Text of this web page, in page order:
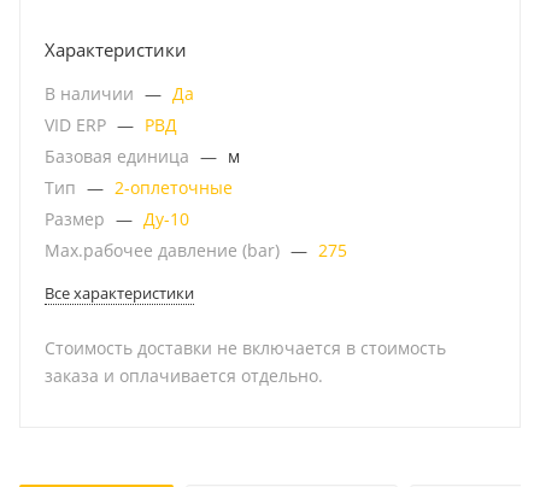
Характеристики
В наличии — Да
VID ERP — РВД
Базовая единица — м
Тип — 2-оплеточные
Размер — Ду-10
Мах.рабочее давление (bar) — 275
Все характеристики
Стоимость доставки не включается в стоимость
заказа и оплачивается отдельно.